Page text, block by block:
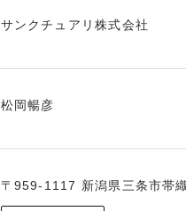
サンクチュアリ株式会社
松岡暢彦
〒959-1117 新潟県三条市帯